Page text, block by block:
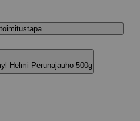
Helmi Perunajauho 500g